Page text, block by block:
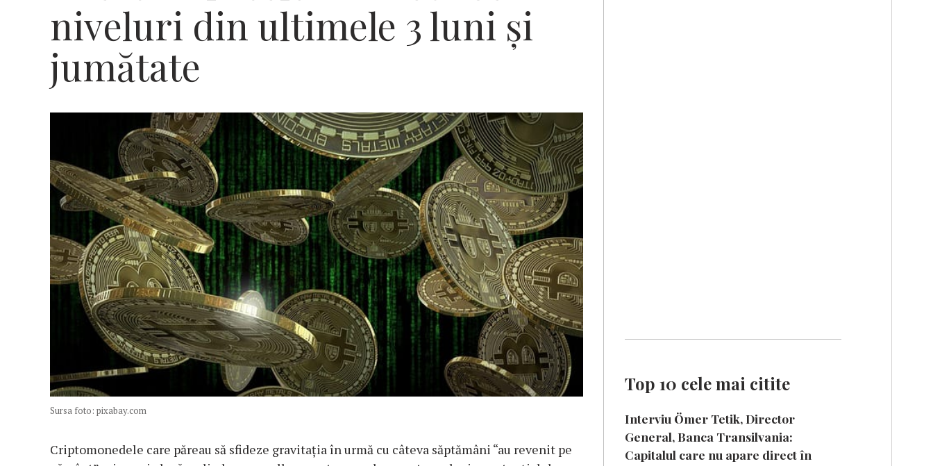
niveluri din ultimele 3 luni şi
jumătate
Sursa foto: pixabay.com
Criptomonedele care păreau să sfideze gravitația în urmă cu câteva săptămâni “au revenit pe
Top 10 cele mai citite
Interviu Ömer Tetik, Director
General, Banca Transilvania:
Capitalul care nu apare direct în